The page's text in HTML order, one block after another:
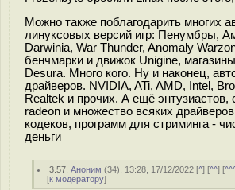
Можно также поблагодарить многих
линуксовых версий игр: Пенумбры,
Darwinia, War Thunder, Anomaly
бенчмарки и движок Unigine,
Desura. Много кого. Ну и наконец,
драйверов. NVIDIA, ATi, AMD, Intel,
Realtek и прочих. А ещё
radeon и множество всяких
кодеков, программ для стриминга -
деньги
3.57 ,Аноним (34), 13:28, 17/12/2022 [^] [^^] [
[к модератору]